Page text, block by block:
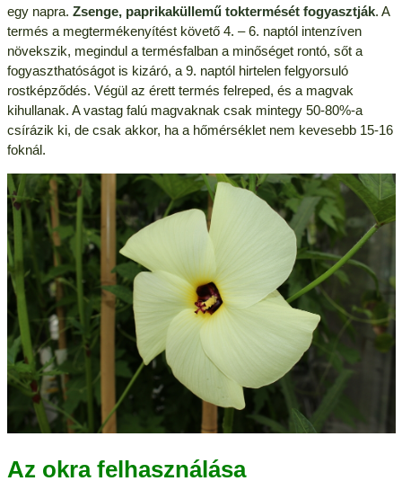
egy napra. Zsenge, paprikaküllemű toktermését fogyasztják. A
termés a megtermékenyítést követő 4. – 6. naptól intenzíven
növekszik, megindul a termésfalban a minőséget rontó, sőt a
fogyaszthatóságot is kizáró, a 9. naptól hirtelen felgyorsuló
rostképződés. Végül az érett termés felreped, és a magvak
kihullanak. A vastag falú magvaknak csak mintegy 50-80%-a
csírázik ki, de csak akkor, ha a hőmérséklet nem kevesebb 15-16
foknál.
Az okra felhasználása